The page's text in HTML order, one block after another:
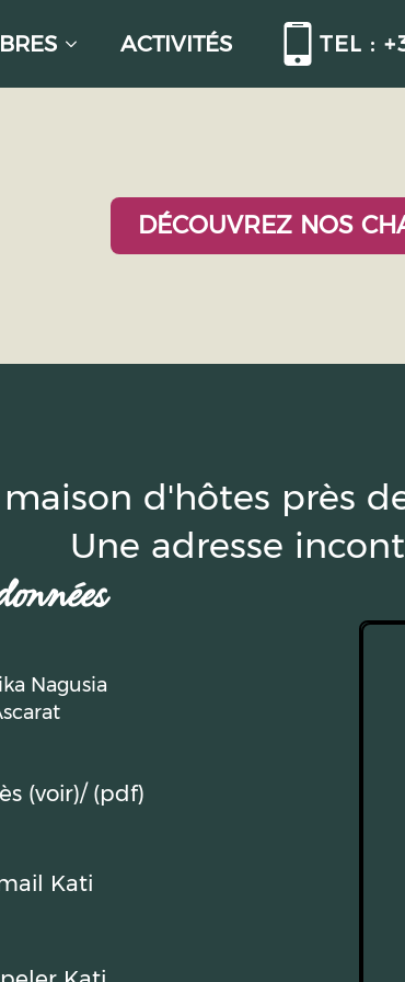
ACTIVITÉS TEL :
DÉCOUVREZ NOS
d'hôtes près
Une adresse
Nagusia
(voir)/ (pdf)
Kati